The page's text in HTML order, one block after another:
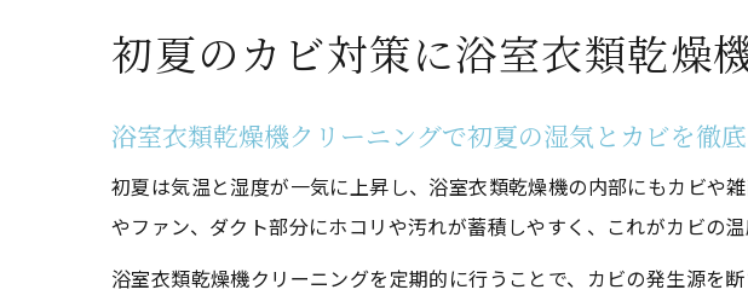
浴室衣類乾燥機クリー
浴室衣類乾燥機クリー
清潔な浴室環境を保つ
浴室衣類乾燥機クリー
自分でできる浴室衣類乾燥
初夏のカビ対策に浴室衣類乾燥
浴室衣類乾燥機クリーニングで初夏の湿気とカビを徹
初夏は気温と湿度が一気に上昇し、浴室衣類乾燥機の内部にもカビや
やファン、ダクト部分にホコリや汚れが蓄積しやすく、これがカビの温
浴室衣類乾燥機クリーニングを定期的に行うことで、カビの発生源を